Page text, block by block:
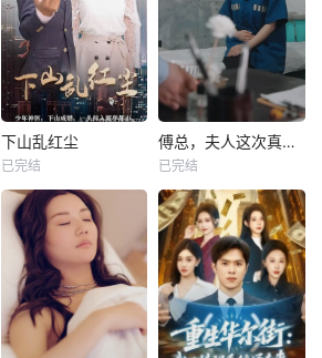
下山乱红尘
已完结
傅总，夫人这次真的死了
已完结